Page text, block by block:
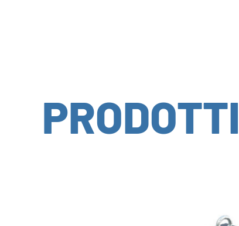
PRODOTTI